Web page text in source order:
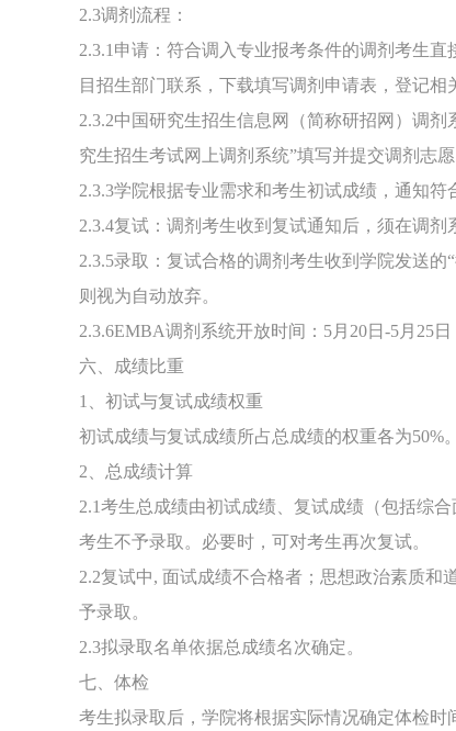
2.3调剂流程：
2.3.1申请：符合调入专业报考条件的调剂考生直
目招生部门联系，下载填写调剂申请表，登记相
2.3.2中国研究生招生信息网（简称研招网）调
究生招生考试网上调剂系统”填写并提交调剂志愿
2.3.3学院根据专业需求和考生初试成绩，通知符
2.3.4复试：调剂考生收到复试通知后，须在调
2.3.5录取：复试合格的调剂考生收到学院发送
则视为自动放弃。
2.3.6EMBA调剂系统开放时间：5月20日-5月25
六、成绩比重
1、初试与复试成绩权重
初试成绩与复试成绩所占总成绩的权重各为50%。
2、总成绩计算
2.1考生总成绩由初试成绩、复试成绩（包括综
考生不予录取。必要时，可对考生再次复试。
2.2复试中, 面试成绩不合格者；思想政治素质
予录取。
2.3拟录取名单依据总成绩名次确定。
七、体检
考生拟录取后，学院将根据实际情况确定体检